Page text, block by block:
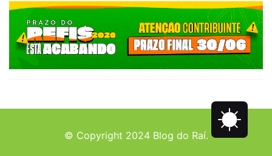
© Copyright 2024 Blog do Raí.